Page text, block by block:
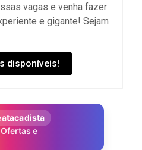
vagas e venha fazer
e gigante! Sejam
disponíveis!
e